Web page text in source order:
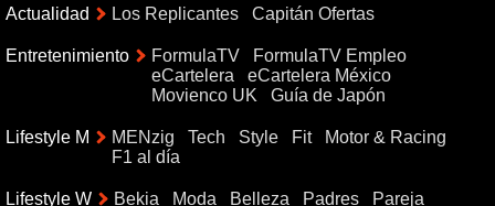
Actualidad Los Replicantes Capitán Ofertas
Entretenimiento FormulaTV
FormulaTV Empleo
eCartelera
eCartelera México
Movienco UK
Guía de Japón
Lifestyle M MENzig Tech Style Fit
Motor & Racing
F1 al día
Lifestyle W Bekia Moda Belleza Padres Pareja